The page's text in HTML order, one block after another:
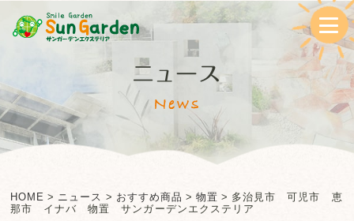
ニュース
News
HOME > ニュース > おすすめ商品 > 物置 > 多治見市 可児市 恵
那市 イナバ 物置 サンガーデンエクステリア